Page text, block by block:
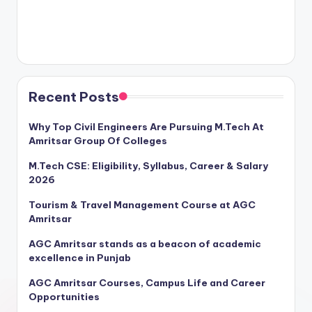
Recent Posts
Why Top Civil Engineers Are Pursuing M.Tech At
Amritsar Group Of Colleges
M.Tech CSE: Eligibility, Syllabus, Career & Salary
2026
Tourism & Travel Management Course at AGC
Amritsar
AGC Amritsar stands as a beacon of academic
excellence in Punjab
AGC Amritsar Courses, Campus Life and Career
Opportunities